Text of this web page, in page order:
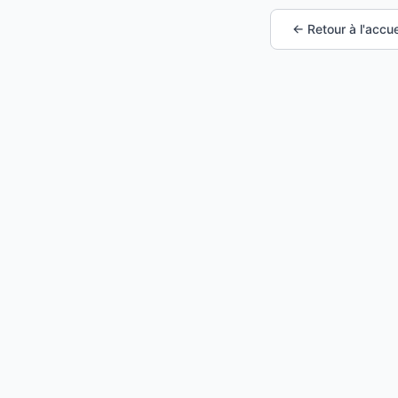
← Retour à